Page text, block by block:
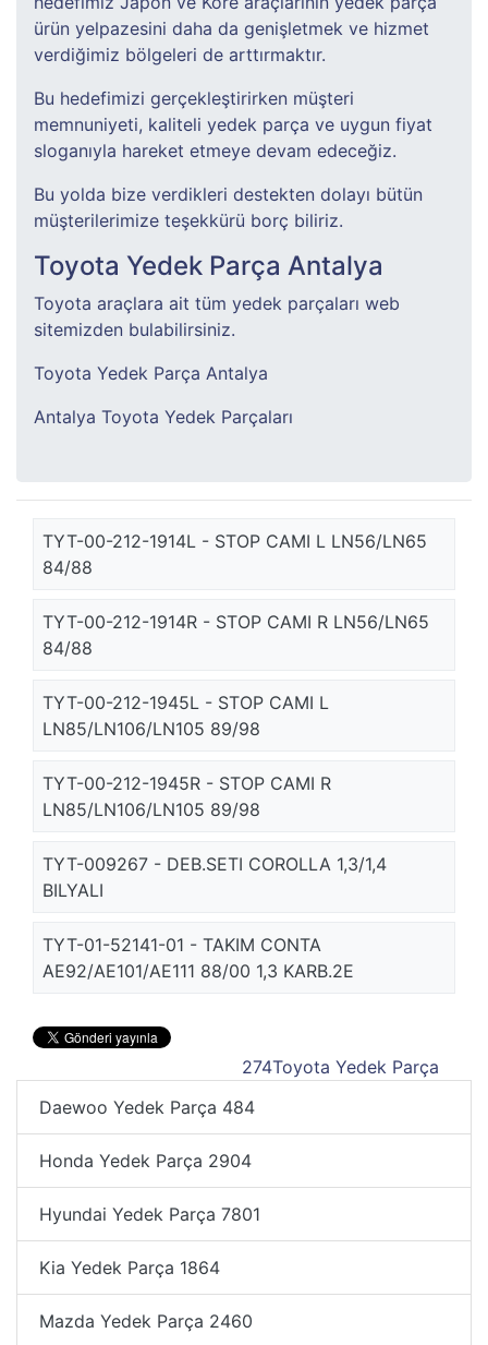
ürün yelpazesini daha da genişletmek ve hizmet
verdiğimiz bölgeleri de arttırmaktır.
Bu hedefimizi gerçekleştirirken müşteri
memnuniyeti, kaliteli yedek parça ve uygun fiyat
sloganıyla hareket etmeye devam edeceğiz.
Bu yolda bize verdikleri destekten dolayı bütün
müşterilerimize teşekkürü borç biliriz.
Toyota Yedek Parça Antalya
Toyota araçlara ait tüm yedek parçaları web
sitemizden bulabilirsiniz.
Toyota Yedek Parça Antalya
Antalya Toyota Yedek Parçaları
TYT-00-212-1914L - STOP CAMI L LN56/LN65
84/88
TYT-00-212-1914R - STOP CAMI R LN56/LN65
84/88
TYT-00-212-1945L - STOP CAMI L
LN85/LN106/LN105 89/98
TYT-00-212-1945R - STOP CAMI R
LN85/LN106/LN105 89/98
TYT-009267 - DEB.SETI COROLLA 1,3/1,4
BILYALI
TYT-01-52141-01 - TAKIM CONTA
AE92/AE101/AE111 88/00 1,3 KARB.2E
274Toyota Yedek Parça
Daewoo Yedek Parça 484
Honda Yedek Parça 2904
Hyundai Yedek Parça 7801
Kia Yedek Parça 1864
Mazda Yedek Parça 2460